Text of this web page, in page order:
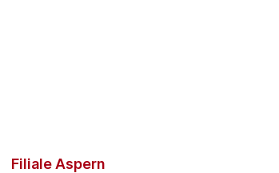
Filiale Aspern